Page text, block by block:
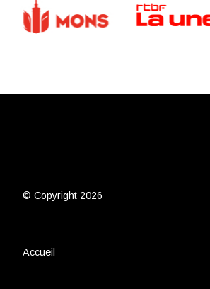
© Copyright 2026
Accueil